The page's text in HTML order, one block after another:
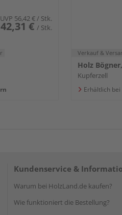
UVP 56,42 € / Stk.
42,31 € / Stk.
Verkauf &
Holz
Kupferzell
Erhältlich bei
Kundenservice &
Warum bei HolzLand.de kaufen?
Wie funktioniert die Bestellung?